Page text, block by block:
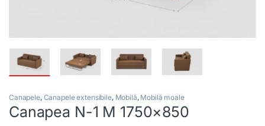
Canapele, Canapele extensibile, Mobilă, Mobilă moale
Canapea N-1 M 1750×850